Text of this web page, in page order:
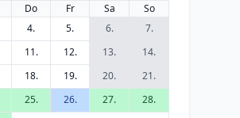
Do Fr Sa
So
4. 5. 6.
7.
11. 12. 13.
14.
18. 19. 20.
21.
25. 26. 27.
28.